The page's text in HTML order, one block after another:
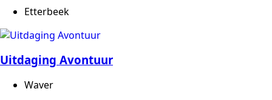
Etterbeek
Uitdaging Avontuur
Waver